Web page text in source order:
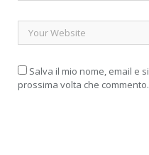
Salva il mio nome, email e
prossima volta che commento.